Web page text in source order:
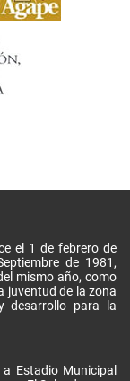
el 1 de febrero de
de 1981,
mismo año, como
juventud de la zona
desarrollo para la
Estadio Municipal